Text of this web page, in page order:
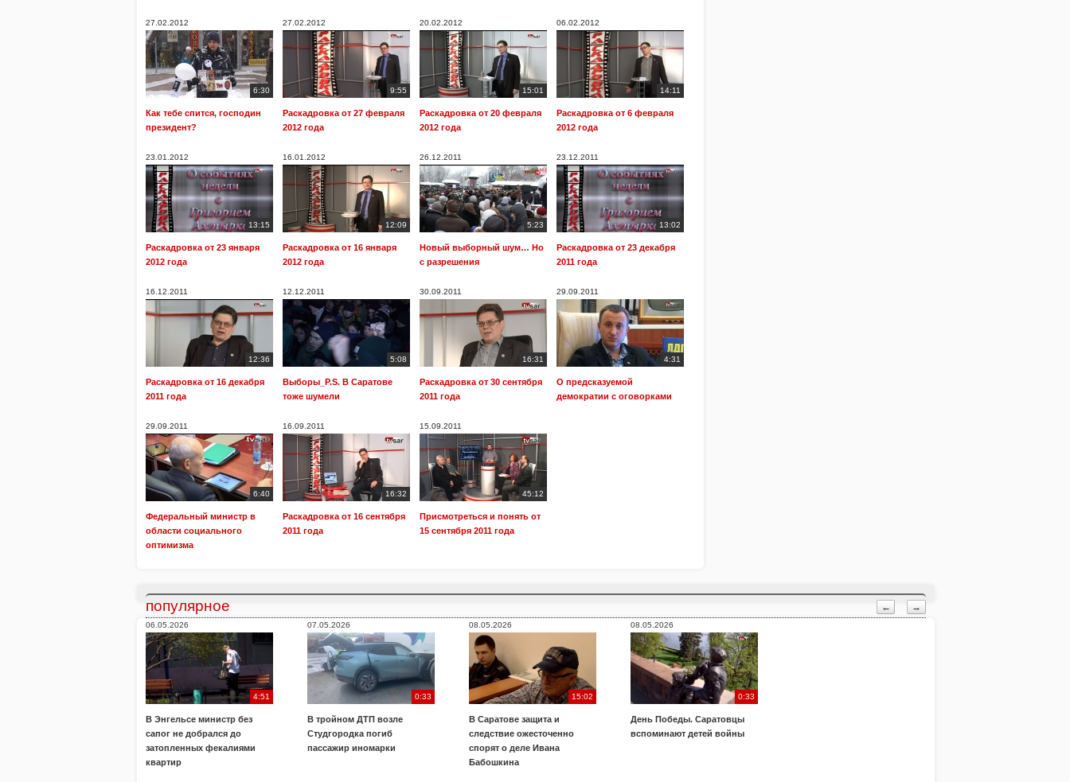
27.02.2012
6:30
Как тебе спится, господин
президент?
27.02.2012
9:55
Раскадровка от 27 февраля
2012 года
20.02.2012
15:01
Раскадровка от 20 февраля
2012 года
06.02.2012
14:11
Раскадровка от 6 февраля
2012 года
23.01.2012
13:15
Раскадровка от 23 января
2012 года
16.01.2012
12:09
Раскадровка от 16 января
2012 года
26.12.2011
5:23
Новый выборный шум… Но
с разрешения
23.12.2011
13:02
Раскадровка от 23 декабря
2011 года
16.12.2011
12:36
Раскадровка от 16 декабря
2011 года
12.12.2011
5:08
Выборы_P.S. В Саратове
тоже шумели
30.09.2011
16:31
Раскадровка от 30 сентября
2011 года
29.09.2011
4:31
О предсказуемой
демократии с оговорками
29.09.2011
6:40
Федеральный министр в
области социального
оптимизма
16.09.2011
16:32
Раскадровка от 16 сентября
2011 года
15.09.2011
45:12
Присмотреться и понять от
15 сентября 2011 года
← →
популярное
06.05.2026
4:51
В Энгельсе министр без
сапог не добрался до
затопленных фекалиями
квартир
07.05.2026
0:33
В тройном ДТП возле
Студгородка погиб
пассажир иномарки
08.05.2026
15:02
В Саратове защита и
следствие ожесточенно
спорят о деле Ивана
Бабошкина
08.05.2026
0:33
День Победы. Саратовцы
вспоминают детей войны